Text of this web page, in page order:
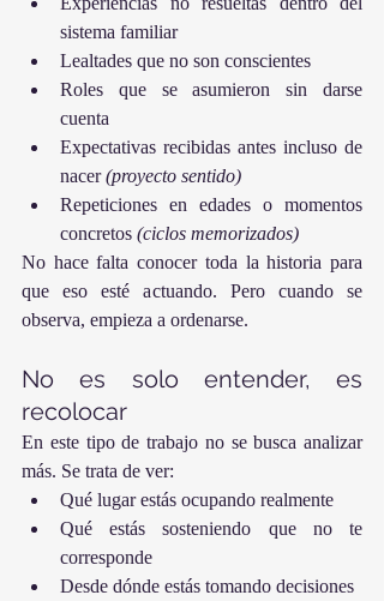
sistema familiar
Lealtades que no son conscientes
Roles que se asumieron sin darse
cuenta
Expectativas recibidas antes incluso de
nacer (proyecto sentido)
Repeticiones en edades o momentos
concretos (ciclos memorizados)
No hace falta conocer toda la historia para
que eso esté actuando. Pero cuando se
observa, empieza a ordenarse.
No es solo entender, es
recolocar
En este tipo de trabajo no se busca analizar
más. Se trata de ver:
Qué lugar estás ocupando realmente
Qué estás sosteniendo que no te
corresponde
Desde dónde estás tomando decisiones